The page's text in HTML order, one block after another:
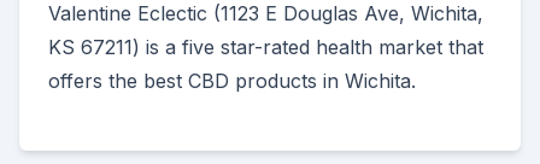
Valentine Eclectic (1123 E Douglas Ave, Wichita,
KS 67211) is a five star-rated health market that
offers the best CBD products in Wichita.